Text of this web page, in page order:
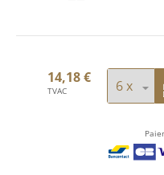
14,18 €
TVAC